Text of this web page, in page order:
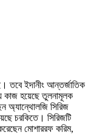
তবে ইদানীং আন্তর্জাতিক
কাজ হয়েছে তুলনামূলক
অ্যান্থোলজি সিরিজ
চরকিতে। সিরিজটি
মোশাররফ করিম,